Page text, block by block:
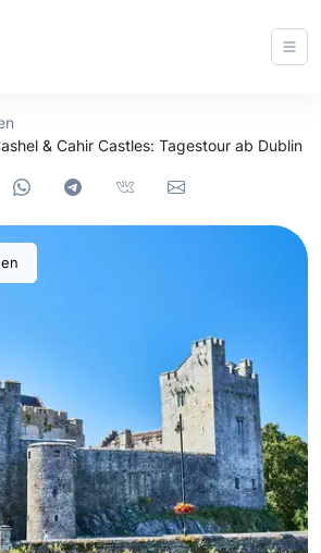
& Cahir Castles: Tagestour ab Dublin